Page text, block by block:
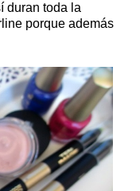
duran toda la
porque además